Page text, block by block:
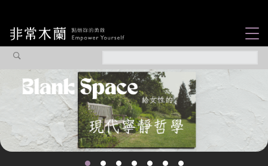
觀點專欄
焦點企劃
社會企業
認識我們